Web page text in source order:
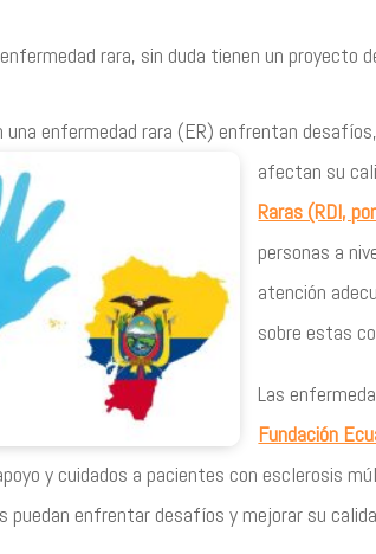
rara, sin duda tienen un proyecto
una enfermedad rara (ER) enfrentan
afectan su
Raras (RDI,
personas a
atención
sobre estas
Las
Fundación
y cuidados a pacientes con esclerosis
puedan enfrentar desafíos y mejorar su